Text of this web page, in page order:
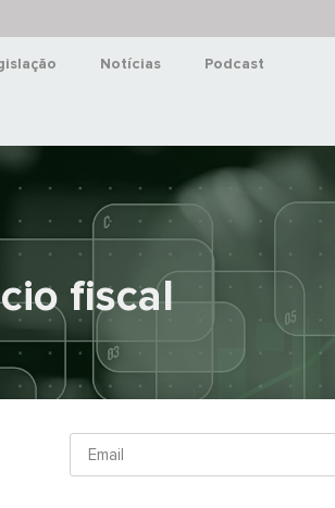
Notícias Podcast
fiscal